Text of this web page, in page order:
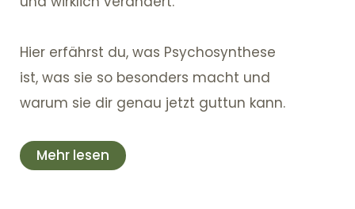
Hier erfährst du, was Psychosynthese
ist, was sie so besonders macht und
warum sie dir genau jetzt guttun kann.
Mehr lesen